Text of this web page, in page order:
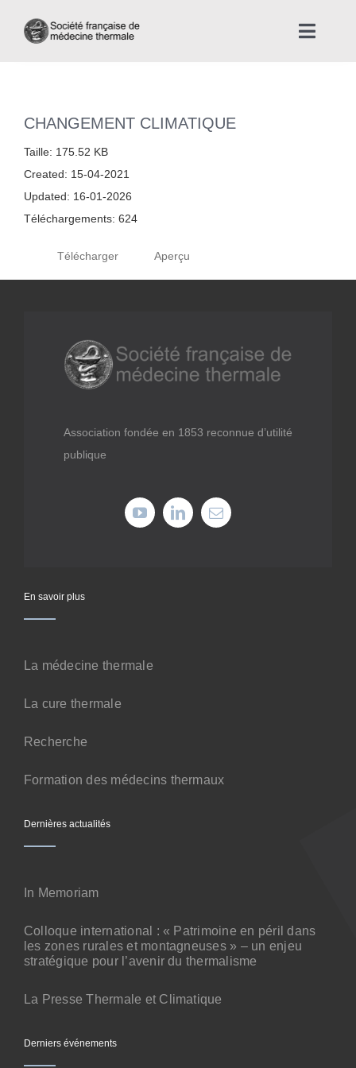
Toggle
Actualités
Médiathèque
Recherche
Offres professionnelles
Cotiser
Faire un don
CHANGEMENT CLIMATIQUE
Taille: 175.52 KB
Created: 15-04-2021
Updated: 16-01-2026
Téléchargements: 624
Télécharger Aperçu
Association fondée en 1853 reconnue d’utilité
publique
En savoir plus
La médecine thermale
La cure thermale
Recherche
Formation des médecins thermaux
Dernières actualités
In Memoriam
Colloque international : « Patrimoine en péril dans
les zones rurales et montagneuses » – un enjeu
stratégique pour l’avenir du thermalisme
La Presse Thermale et Climatique
Derniers événements